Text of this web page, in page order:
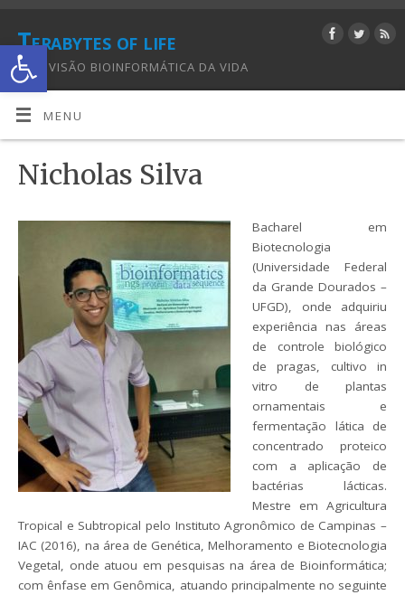
Abrir a barra de ferramentas
Terabytes of life
UMA VISÃO BIOINFORMÁTICA DA VIDA
MENU
Nicholas Silva
Bacharel em
Biotecnologia
(Universidade Federal
da Grande Dourados –
UFGD), onde adquiriu
experiência nas áreas
de controle biológico
de pragas, cultivo in
vitro de plantas
ornamentais e
fermentação lática de
concentrado proteico
com a aplicação de
bactérias lácticas.
Mestre em Agricultura
Tropical e Subtropical pelo Instituto Agronômico de Campinas –
IAC (2016), na área de Genética, Melhoramento e Biotecnologia
Vegetal, onde atuou em pesquisas na área de Bioinformática;
com ênfase em Genômica, atuando principalmente no seguinte